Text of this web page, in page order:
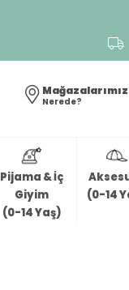
Mağazalarımız
Nerede?
Pijama & İç
Giyim
(0-14 Yaş)
(0-14